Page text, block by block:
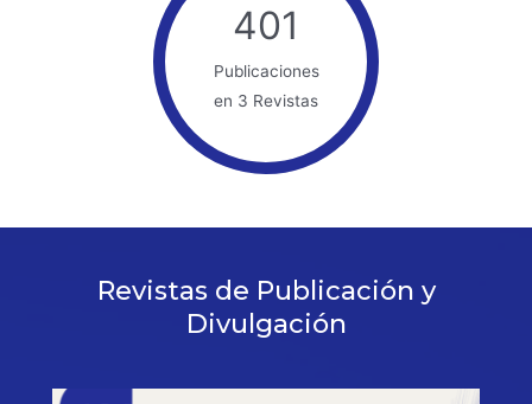
401
Publicaciones
en 3 Revistas
Revistas de Publicación y
Divulgación